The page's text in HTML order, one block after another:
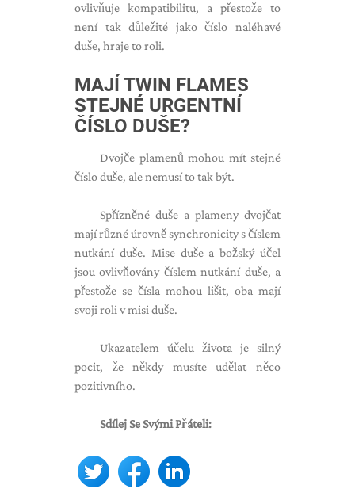
ovlivňuje kompatibilitu, a přestože to
není tak důležité jako číslo naléhavé
duše, hraje to roli.
MAJÍ TWIN FLAMES
STEJNÉ URGENTNÍ
ČÍSLO DUŠE?
Dvojče plamenů mohou mít stejné
číslo duše, ale nemusí to tak být.
Spřízněné duše a plameny dvojčat
mají různé úrovně synchronicity s číslem
nutkání duše. Mise duše a božský účel
jsou ovlivňovány číslem nutkání duše, a
přestože se čísla mohou lišit, oba mají
svoji roli v misi duše.
Ukazatelem účelu života je silný
pocit, že někdy musíte udělat něco
pozitivního.
Sdílej Se Svými Přáteli: